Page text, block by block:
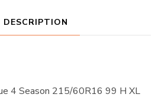
DESCRIPTION
4 Season 215/60R16 99 H XL